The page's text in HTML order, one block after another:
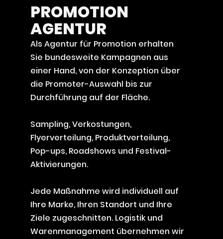
PROMOTION
AGENTUR
Als Agentur für Promotion erhalten
Sie bundesweite Kampagnen aus
einer Hand, von der Konzeption über
die Promoter-Auswahl bis zur
Durchführung auf der Fläche.
Sampling, Verkostungen,
Flyerverteilung, Produktverteilung,
Pop-ups, Roadshows und Festival-
Aktivierungen.
Jede Maßnahme wird individuell auf
Ihre Marke, Ihren Standort und Ihre
Ziele zugeschnitten. Logistik und
Warenmanagement übernehmen wir